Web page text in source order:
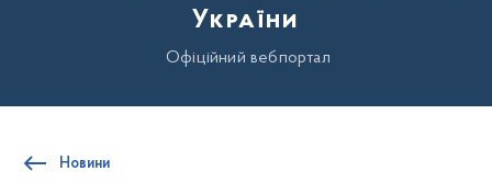
України
Офіційний вебпортал
Новини